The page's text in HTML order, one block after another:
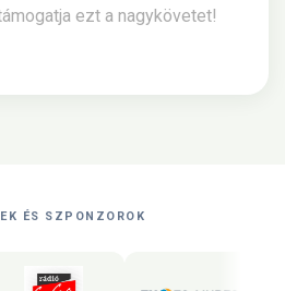
ezt a nagykövetet!
ÉS SZPONZOROK